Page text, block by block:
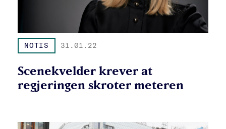
NOTIS 31.01.22
Scenekvelder krever at
regjeringen skroter meteren